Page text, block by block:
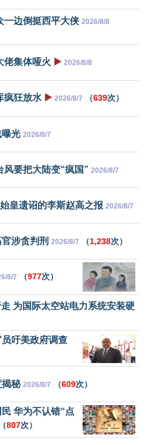
一边倒挺西平大侠 2026/8/8
佬集体哑火 ▶️ 2026/8/8
疯狂放水 ▶️ 2026/8/7 （639次）
光 2026/8/7
风要把大陆变“疯国” 2026/8/7
皇遗诏的李斯赵高之报 2026/8/7
涉贪判刑 2026/8/7 （1,238次）
8/7 （977次）
为国际太空站电力系统安装硬
吁美政府调查
揭秘 2026/8/7 （609次）
华为不认错“点
（807次）